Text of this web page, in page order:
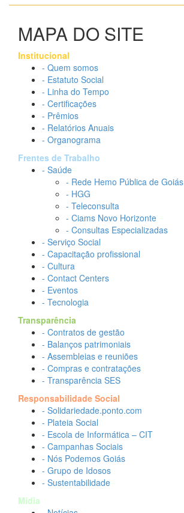
MAPA DO SITE
Institucional
- Quem somos
- Estatuto Social
- Linha do Tempo
- Certificações
- Prêmios
- Relatórios Anuais
- Organograma
Frentes de Trabalho
- Saúde
- Rede Hemo Pública de Goiás
- HGG
- Teleconsulta
- Ciams Novo Horizonte
- Consultas Especializadas
- Serviço Social
- Capacitação profissional
- Cultura
- Contact Centers
- Eventos
- Tecnologia
Transparência
- Contratos de gestão
- Balanços patrimoniais
- Assembleias e reuniões
- Compras e contratações
- Transparência SES
Responsabilidade Social
- Solidariedade.ponto.com
- Plateia Social
- Escola de Informática – CIT
- Campanhas Sociais
- Nós Podemos Goiás
- Grupo de Idosos
- Sustentabilidade
Mídia